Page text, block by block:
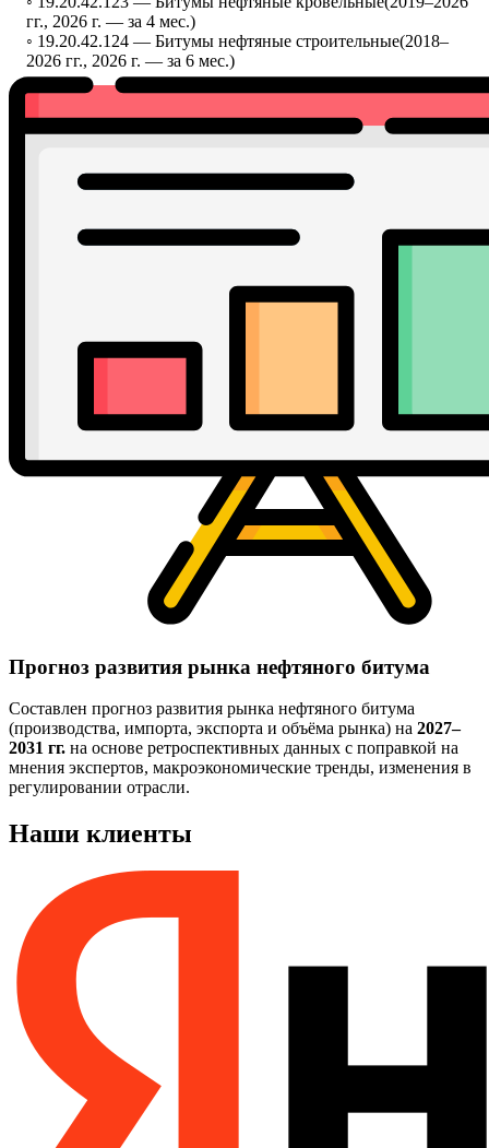
гг., 2026 г. — за 4 мес.)
◦ 19.20.42.124 — Битумы нефтяные строительные(2018–
2026 гг., 2026 г. — за 6 мес.)
Прогноз развития рынка нефтяного битума
Составлен прогноз развития рынка нефтяного битума
(производства, импорта, экспорта и объёма рынка) на 2027–
2031 гг. на основе ретроспективных данных с поправкой на
мнения экспертов, макроэкономические тренды, изменения в
регулировании отрасли.
Наши клиенты